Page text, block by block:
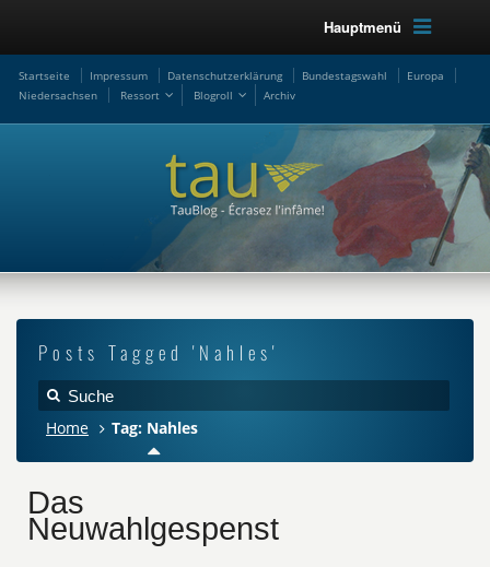
Hauptmenü
Startseite Impressum Datenschutzerklärung Bundestagswahl
Europa
Niedersachsen
Ressort Blogroll Archiv
Posts Tagged 'Nahles'
Home Tag: Nahles
Das
Neuwahlgespenst